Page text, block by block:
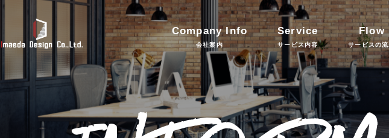
Company Info
会社案内
Service
サービス内容
Flow
サービスの